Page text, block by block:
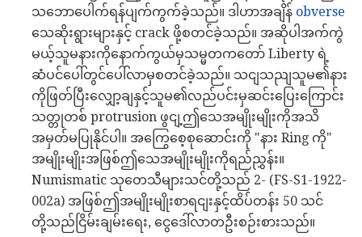
သဘောပေါက်ရန်ပျက်ကွက်ခဲ့သည်။ ဒါဟာအချိန် obverse
သေဆိုးရွားများနှင့် crack ဖို့စတင်ခဲ့သည်။ အဆိုပါအက်ကွဲ
မယ့်သူမနားကိုနောက်ကွယ်မှသမ္မတကတော် Liberty ရဲ့
ဆံပင်ပေါ်တွင်ပေါ်လာမှစတင်ခဲ့သည်။ သငျသညျသူမ၏နား
ကိုဖြတ်ပြီးလျှော့ချနှင့်သူမ၏လည်ပင်းမှဆင်းပြေးကြောင်း
သတ္တုတစ် protrusion ဖွငျ့ဤသေအမျိုးမျိုးကိုအသိ
အမှတ်မပြုနိုင်ပါ။ အကြွေစေ့စုဆောင်းကို "နား Ring ကို"
အမျိုးမျိုးအဖြစ်ဤသေအမျိုးမျိုးကိုရည်ညွှန်း။
Numismatic သုတေသီများသင်တို့သည် 2- (FS-S1-1922-
002a) အဖြစ်ဤအမျိုးမျိုးစာရငျးနှင့်ထိပ်တန်း 50 သင်
တို့သည်ငြိမ်းချမ်းရေး, ငွေဒေါ်လာတဦးစဉ်းစားသည်။